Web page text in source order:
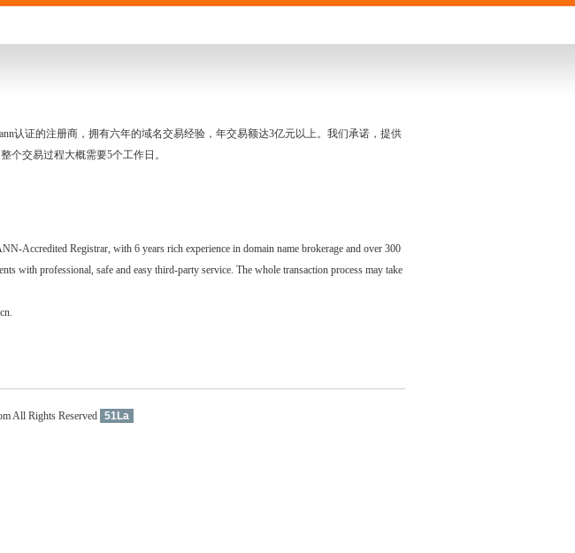
认证的注册商，拥有六年的域名交易经验，年交易额达3亿元以上。我们承诺，提供
个交易过程大概需要5个工作日。
Accredited Registrar, with 6 years rich experience in domain name brokerage and over 300
with professional, safe and easy third-party service. The whole transaction process may take
All Rights Reserved 51La